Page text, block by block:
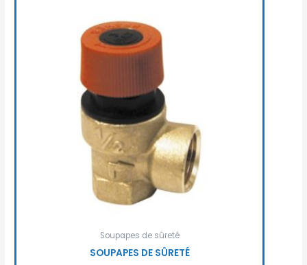
Soupapes de sûreté
SOUPAPES DE SÛRETÉ